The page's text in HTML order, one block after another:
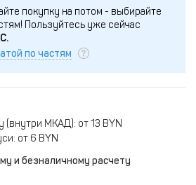
покупку на потом - выбирайте
Пользуйтесь уже сейчас
по частям
(внутри МКАД): от 13 BYN
от 6 BYN
и безналичному расчету